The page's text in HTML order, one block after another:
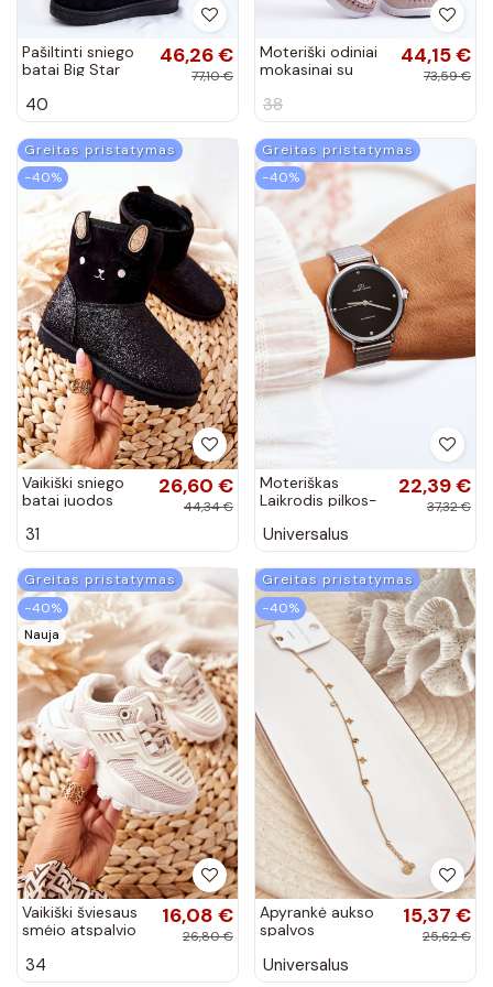
Pašiltinti sniego
batai Big Star
46,26 €
77,10 €
40
Moteriški odiniai
mokasinai su
šviesaus rausvo
Lanzarot
44,15 €
73,59 €
38
Greitas pristatymas
−40%
Vaikiški sniego
batai juodos
26,60 €
44,34 €
31
Greitas pristatymas
−40%
Moteriškas
Laikrodis pilkos-
Giorgio&Dario
22,39 €
37,32 €
Universalus
Greitas pristatymas
−40%
Nauja
Vaikiški šviesaus
smėio atspalvio
Freak Out
16,08 €
26,80 €
34
Greitas pristatymas
−40%
Apyrankė aukso
spalvos
15,37 €
25,62 €
Universalus